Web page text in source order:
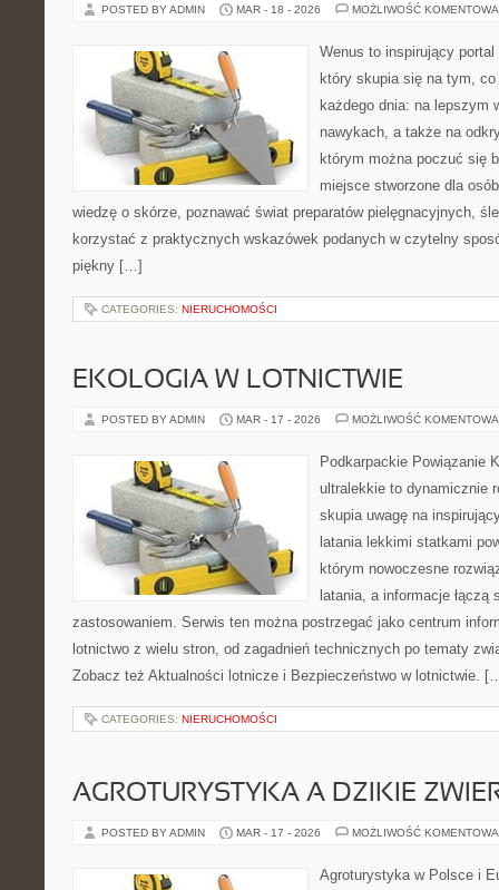
POSTED BY ADMIN MAR - 18 - 2026 MOŻLIWOŚĆ
Wenus to inspirujący
który skupia się na tym,
każdego dnia: na lepszym
nawykach, a także na
którym można poczuć się
miejsce stworzone dla
wiedzę o skórze, poznawać świat preparatów pielęgnacyjnych,
korzystać z praktycznych wskazówek podanych w czytelny
piękny […]
CATEGORIES: NIERUCHOMOŚCI
EKOLOGIA W LOTNICTWIE
POSTED BY ADMIN MAR - 17 - 2026 MOŻLIWOŚĆ
Podkarpackie Powiązanie
ultralekkie to dynamicznie
skupia uwagę na
latania lekkimi statkami
którym nowoczesne
latania, a informacje
zastosowaniem. Serwis ten można postrzegać jako centrum
lotnictwo z wielu stron, od zagadnień technicznych po tematy
Zobacz też Aktualności lotnicze i Bezpieczeństwo w lotnictwie.
CATEGORIES: NIERUCHOMOŚCI
AGROTURYSTYKA A DZIKIE
POSTED BY ADMIN MAR - 17 - 2026 MOŻLIWOŚĆ
Agroturystyka w Polsce i